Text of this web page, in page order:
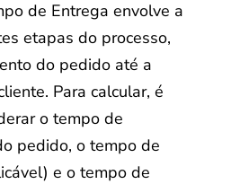
de Entrega envolve a
etapas do processo,
do pedido até a
Para calcular, é
o tempo de
pedido, o tempo de
e o tempo de